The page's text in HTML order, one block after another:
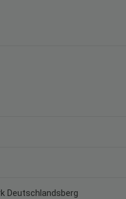
Deutschlandsberg